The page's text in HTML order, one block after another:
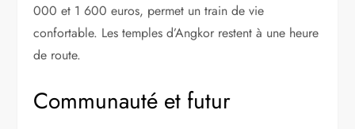
000 et 1 600 euros, permet un train de vie
confortable. Les temples d’Angkor restent à une heure
de route.
Communauté et futur